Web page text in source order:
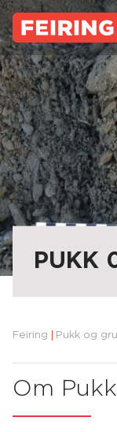
Skip
to
content
PUKK
Feiring Pukk og
Om